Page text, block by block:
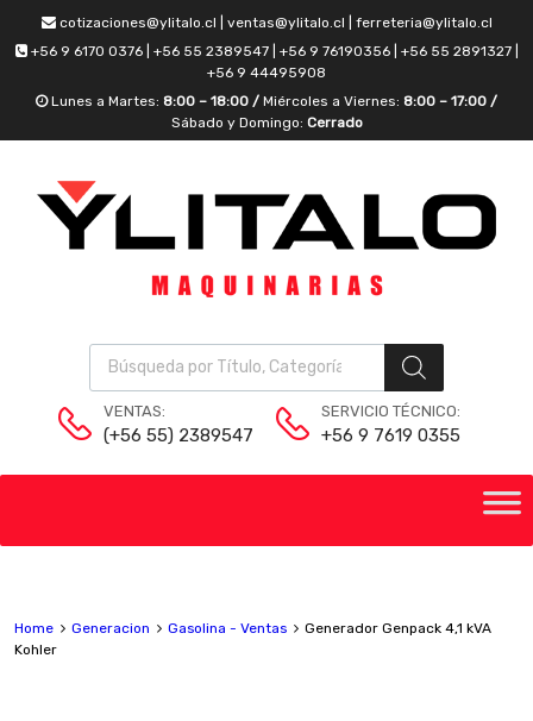
cotizaciones@ylitalo.cl | ventas@ylitalo.cl | ferreteria@ylitalo.cl
+56 9 6170 0376 | +56 55 2389547 | +56 9 76190356 | +56 55 2891327 |
+56 9 44495908
Lunes a Martes: 8:00 – 18:00 / Miércoles a Viernes: 8:00 – 17:00 /
Sábado y Domingo: Cerrado
VENTAS:
(+56 55) 2389547
SERVICIO TÉCNICO:
+56 9 7619 0355
Home Generacion Gasolina - Ventas
Generador Genpack 4,1 kVA
Kohler